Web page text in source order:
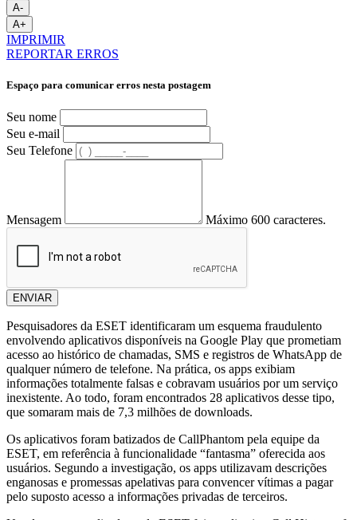
A-
A+
IMPRIMIR
REPORTAR ERROS
Espaço para comunicar erros nesta postagem
Seu nome
Seu e-mail
Seu Telefone
Mensagem Máximo 600 caracteres.
ENVIAR
Pesquisadores da ESET identificaram um esquema fraudulento
envolvendo aplicativos disponíveis na Google Play que prometiam
acesso ao histórico de chamadas, SMS e registros de WhatsApp de
qualquer número de telefone. Na prática, os apps exibiam
informações totalmente falsas e cobravam usuários por um serviço
inexistente. Ao todo, foram encontrados 28 aplicativos desse tipo,
que somaram mais de 7,3 milhões de downloads.
Os aplicativos foram batizados de CallPhantom pela equipe da
ESET, em referência à funcionalidade “fantasma” oferecida aos
usuários. Segundo a investigação, os apps utilizavam descrições
enganosas e promessas apelativas para convencer vítimas a pagar
pelo suposto acesso a informações privadas de terceiros.